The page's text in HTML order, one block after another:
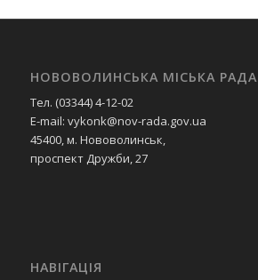
НОВОВОЛИНСЬКА МІСЬКА РАДА
Тел. (03344) 4-12-02
E-mail: vykonk@nov-rada.gov.ua
45400, м. Нововолинськ,
проспект Дружби, 27
НАВІГАЦІЯ